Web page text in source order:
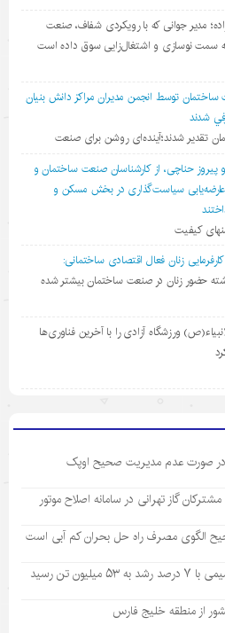
مدیر جوانی که با رویکردی شفاف، صنعت
سمت نوسازی و اشتغال‌زایی سوق داده است
توسط انجمن مديران مراكز دانش بنيان
شدند
تقدیر شدند؛آینده‌ای روشن برای صنعت
پیروز حناچی، از کارشناسان صنعت ساختمان و
سیاست‌گذاری در بخش مسکن و
کیفیت
زنان فعال اقتصادی ساختمانی:
گذشته حضور زنان در صنعت ساختمان بیشتر شده
ورزشگاه آزادی را با آخرین فناوری‌ها
صورت عدم مدیریت صحیح اوپک
الگوی مصرف راه حل بحران کم آبی است